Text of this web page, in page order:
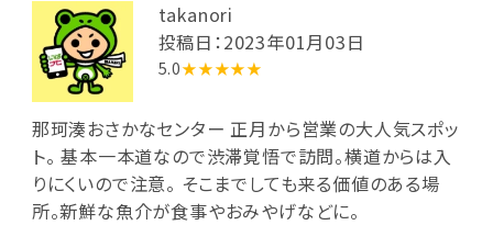
takanori
投稿日：2023年01月03日
5.0★★★★★
那珂湊おさかなセンター 正月から営業の大人気スポッ
ト。 基本一本道なので渋滞覚悟で訪問。横道からは入
りにくいので注意。 そこまでしても来る価値のある場
所。新鮮な魚介が食事やおみやげなどに。